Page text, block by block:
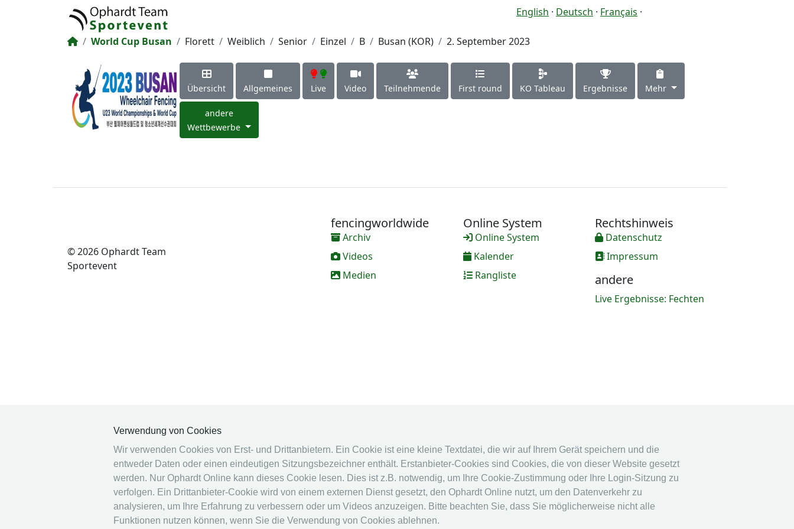
Verwendung von Cookies
Wir verwenden Cookies von Erst- und Drittanbietern. Ein Cookie ist eine kleine Textdatei, die wir auf Ihrem Gerät speichern und die
entweder Daten oder einen eindeutigen Sitzungsbezeichner enthält. Erstanbieter-Cookies sind Cookies, die von dieser Website gesetzt
werden. Nur Ophardt Online kann dieses Cookie lesen. Dies ist z.B. notwendig, um Ihre Cookie-Zustimmung oder Ihre Login-Sitzung zu
verfolgen. Ein Drittanbieter-Cookie wird von einem externen Dienst gesetzt, den Ophardt Online nutzt, um den Datenverkehr zu
analysieren, um Ihre Erfahrung zu verbessern oder um Videos anzuzeigen. Bitte beachten Sie, dass Sie möglicherweise nicht alle
Funktionen nutzen können, wenn Sie die Verwendung von Cookies ablehnen.
English · Deutsch · Français ·
World Cup Busan Florett Weiblich Senior Einzel B Busan (KOR) 2. September 2023
Übersicht Allgemeines Live Video Teilnehmende First round KO Tableau Ergebnisse Mehr
andere
Wettbewerbe
© 2026 Ophardt Team
Sportevent
fencingworldwide
Archiv
Videos
Medien
Online System
Online System
Kalender
Rangliste
Rechtshinweis
Datenschutz
Impressum
andere
Live Ergebnisse: Fechten